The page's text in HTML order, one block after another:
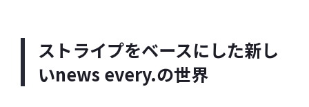
ストライプをベースにした新し
いnews every.の世界